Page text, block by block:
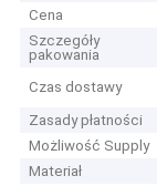
Cena
Szczegóły
pakowania
Czas dostawy
Zasady płatności
Możliwość Supply
Materiał